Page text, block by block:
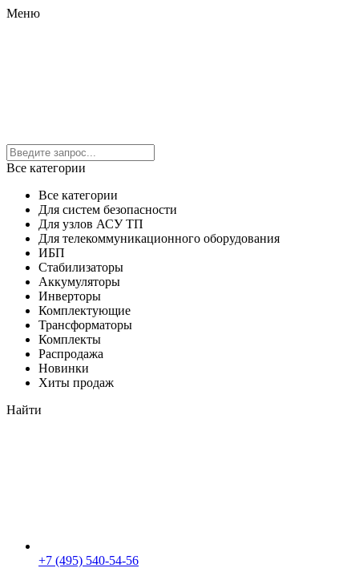
Меню
Все категории
Все категории
Для систем безопасности
Для узлов АСУ ТП
Для телекоммуникационного оборудования
ИБП
Стабилизаторы
Аккумуляторы
Инверторы
Комплектующие
Трансформаторы
Комплекты
Распродажа
Новинки
Хиты продаж
Найти
+7 (495) 540-54-56